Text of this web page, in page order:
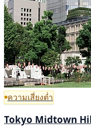
ความเสี่ยงต่ำ
Tokyo Midtown